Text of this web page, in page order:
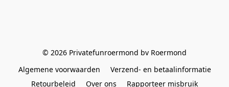
© 2026 Privatefunroermond bv Roermond
Algemene voorwaarden
Verzend- en betaalinformatie
Retourbeleid
Over ons Rapporteer misbruik